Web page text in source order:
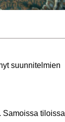
suun­ni­tel­mien
. Sa­mois­sa ti­lois­sa